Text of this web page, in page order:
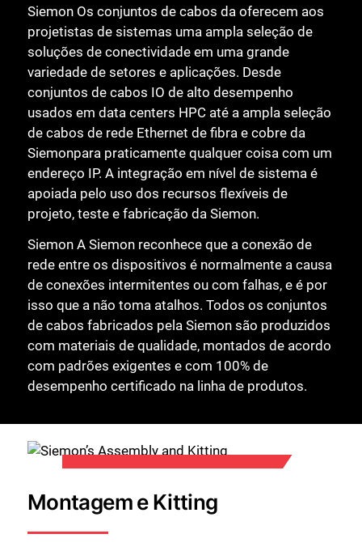
Siemon Os conjuntos de cabos da oferecem aos
projetistas de sistemas uma ampla seleção de
soluções de conectividade em uma grande
variedade de setores e aplicações. Desde
conjuntos de cabos IO de alto desempenho
usados em data centers HPC até a ampla seleção
de cabos de rede Ethernet de fibra e cobre da
Siemonpara praticamente qualquer coisa com um
endereço IP. A integração em nível de sistema é
apoiada pelo uso dos recursos flexíveis de
projeto, teste e fabricação da Siemon.
Siemon A Siemon reconhece que a conexão de
rede entre os dispositivos é normalmente a causa
de conexões intermitentes ou com falhas, e é por
isso que a não toma atalhos. Todos os conjuntos
de cabos fabricados pela Siemon são produzidos
com materiais de qualidade, montados de acordo
com padrões exigentes e com 100% de
desempenho certificado na linha de produtos.
Montagem e Kitting